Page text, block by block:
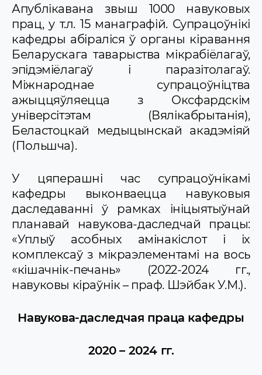
Апублікавана звыш 1000 навуковых
прац, у т.л. 15 манаграфій. Супрацоўнікі
кафедры абіраліся ў органы кіравання
Беларускага таварыства мікрабіёлагаў,
эпідэміёлагаў і паразітолагаў.
Міжнароднае супрацоўніцтва
ажыццяўляецца з Оксфардскім
універсітэтам (Вялікабрытанія),
Беластоцкай медыцынскай акадэміяй
(Польшча).
У цяперашні час супрацоўнікамі
кафедры выконваецца навуковыя
даследаванні ў рамках ініцыятыўнай
планавай навукова-даследчай працы:
«Уплыў асобных амінакіслот і іх
комплексаў з мікраэлементамі на вось
«кішачнік-печань» (2022-2024 гг.,
навуковы кіраўнік – праф. Шэйбак У.М.).
Навукова-даследчая праца кафедры
2020 – 2024 гг.